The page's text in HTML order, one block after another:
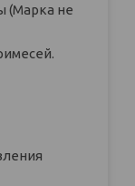
(Марка не